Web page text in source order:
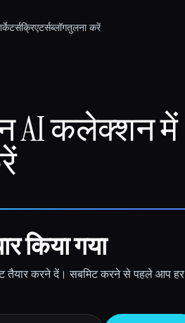
क्रिएटर्सब्लॉगतुलना करें
AI कलेक्शन में
किया गया
तैयार करने दें। सबमिट करने से पहले आप हर